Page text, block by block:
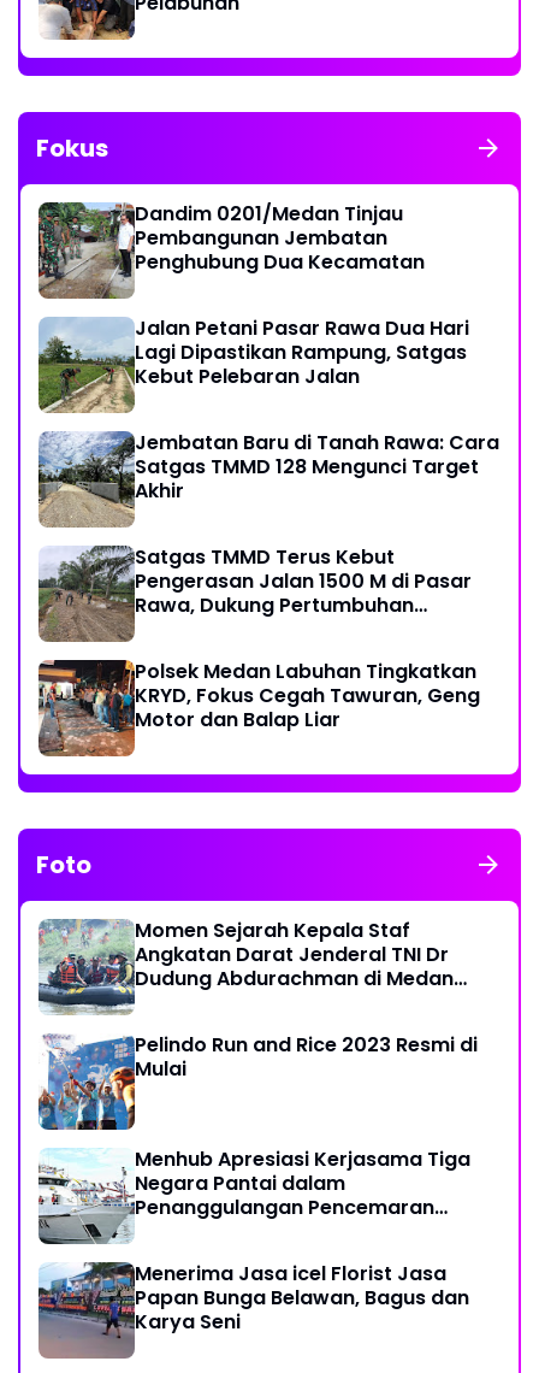
Fokus
Dandim 0201/Medan Tinjau
Pembangunan Jembatan
Penghubung Dua Kecamatan
Jalan Petani Pasar Rawa Dua Hari
Lagi Dipastikan Rampung, Satgas
Kebut Pelebaran Jalan
Jembatan Baru di Tanah Rawa: Cara
Satgas TMMD 128 Mengunci Target
Akhir
Satgas TMMD Terus Kebut
Pengerasan Jalan 1500 M di Pasar
Rawa, Dukung Pertumbuhan
Polsek Medan Labuhan Tingkatkan
KRYD, Fokus Cegah Tawuran, Geng
Motor dan Balap Liar
Foto
Momen Sejarah Kepala Staf
Angkatan Darat Jenderal TNI Dr
Dudung Abdurachman di Medan
Pelindo Run and Rice 2023 Resmi di
Mulai
Menhub Apresiasi Kerjasama Tiga
Negara Pantai dalam
Penanggulangan Pencemaran
Menerima Jasa icel Florist Jasa
Papan Bunga Belawan, Bagus dan
Karya Seni